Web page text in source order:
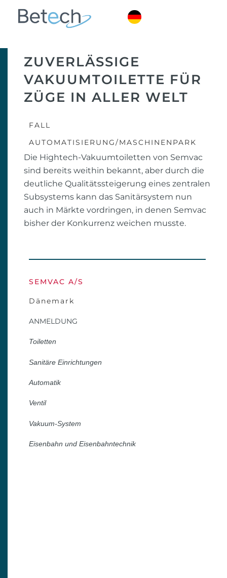
ZUVERLÄSSIGE
VAKUUMTOILETTE FÜR
ZÜGE IN ALLER WELT
FALL
AUTOMATISIERUNG/MASCHINENPARK
Die Hightech-Vakuumtoiletten von Semvac
sind bereits weithin bekannt, aber durch die
deutliche Qualitätssteigerung eines zentralen
Subsystems kann das Sanitärsystem nun
auch in Märkte vordringen, in denen Semvac
bisher der Konkurrenz weichen musste.
SEMVAC A/S
Dänemark
ANMELDUNG
Toiletten
Sanitäre Einrichtungen
Automatik
Ventil
Vakuum-System
Eisenbahn und Eisenbahntechnik